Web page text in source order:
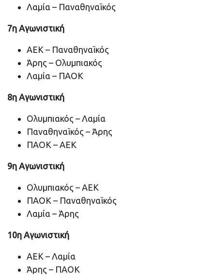
Λαμία – Παναθηναϊκός
7η Αγωνιστική
ΑΕΚ – Παναθηναϊκός
Άρης – Ολυμπιακός
Λαμία – ΠΑΟΚ
8η Αγωνιστική
Ολυμπιακός – Λαμία
Παναθηναϊκός – Άρης
ΠΑΟΚ – ΑΕΚ
9η Αγωνιστική
Ολυμπιακός – ΑΕΚ
ΠΑΟΚ – Παναθηναϊκός
Λαμία – Άρης
10η Αγωνιστική
ΑΕΚ – Λαμία
Άρης – ΠΑΟΚ